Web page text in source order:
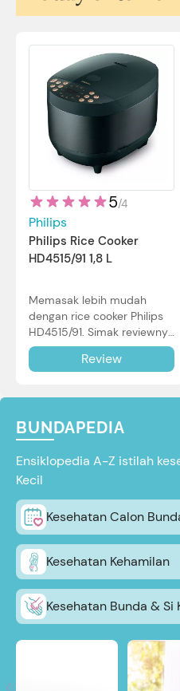
5/4
Philips
Philips Rice Cooker
HD4515/91 1,8 L
Memasak lebih mudah
dengan rice cooker Philips
HD4515/91. Simak reviewnya
di sini.
Review
BUNDAPEDIA
Ensiklopedia A-Z istilah
Kecil
Kesehatan Calon
Kesehatan Kehamilan
Kesehatan Bunda & Si